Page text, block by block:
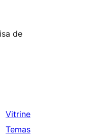
de
Vitrine
Temas